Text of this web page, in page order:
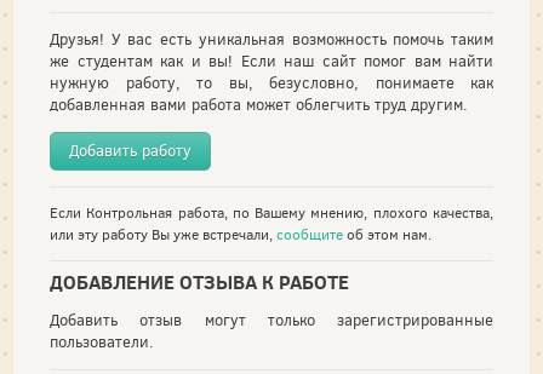
Друзья! У вас есть уникальная возможность помочь таким
же студентам как и вы! Если наш сайт помог вам найти
нужную работу, то вы, безусловно, понимаете как
добавленная вами работа может облегчить труд другим.
Добавить работу
Если Контрольная работа, по Вашему мнению, плохого качества,
или эту работу Вы уже встречали,сообщитеоб этом нам.
ДОБАВЛЕНИЕ ОТЗЫВА К РАБОТЕ
Добавить отзыв могут только зарегистрированные
пользователи.